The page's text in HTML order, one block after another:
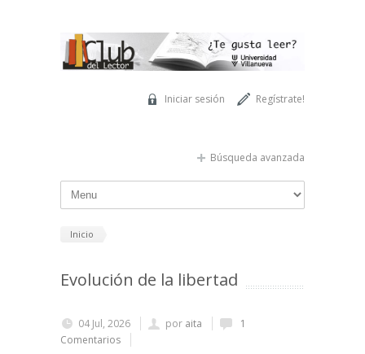
Regístrate!
Iniciar sesión
Búsqueda avanzada
Inicio
Evolución de la libertad
04 Jul, 2026 por aita
1
Comentarios